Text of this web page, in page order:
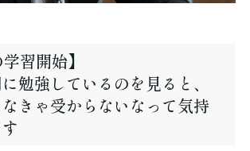
習開始】
勉強しているのを見ると、
きゃ受からないなって気持